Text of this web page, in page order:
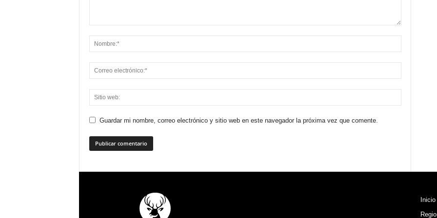
Guardar mi nombre, correo electrónico y sitio web en este navegador la próxima vez que comente.
Inicio